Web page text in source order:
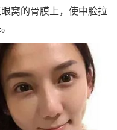
窝的骨膜上，使中脸拉